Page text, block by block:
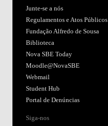
Junte-se a nós
Regulamentos e Atos Públicos
Fundação Alfredo de Sousa
Biblioteca
Nova SBE Today
Moodle@NovaSBE
Webmail
Student Hub
Portal de Denúncias
Siga-nos